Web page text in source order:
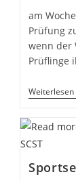
am
Prüfung
wenn der
Prüflinge
Weiterlesen